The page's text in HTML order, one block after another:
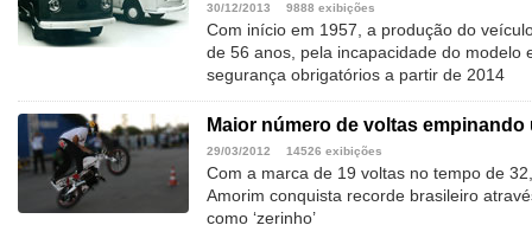
30/12/2013 9888 exibições
Com início em 1957, a produção do
de 56 anos, pela incapacidade do modelo
segurança obrigatórios a partir de 2014
Maior número de voltas empinando
29/03/2012 14526 exibições
Com a marca de 19 voltas no tempo de
Amorim conquista recorde brasileiro
como ‘zerinho’